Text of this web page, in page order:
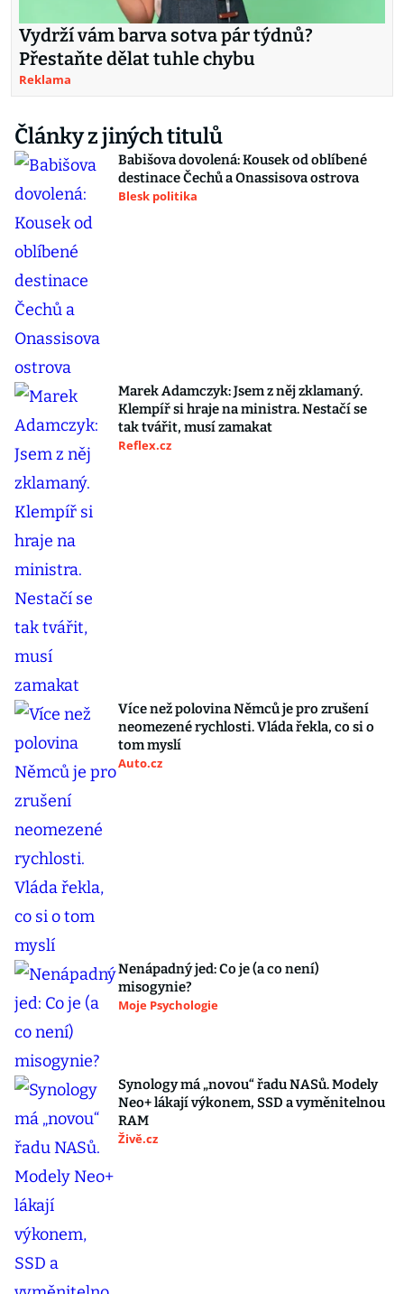
Vydrží vám barva sotva pár týdnů?
Přestaňte dělat tuhle chybu
Reklama
Články z jiných titulů
Babišova dovolená: Kousek od oblíbené
destinace Čechů a Onassisova ostrova
Blesk politika
Marek Adamczyk: Jsem z něj zklamaný.
Klempíř si hraje na ministra. Nestačí se
tak tvářit, musí zamakat
Reflex.cz
Více než polovina Němců je pro zrušení
neomezené rychlosti. Vláda řekla, co si o
tom myslí
Auto.cz
Nenápadný jed: Co je (a co není)
misogynie?
Moje Psychologie
Synology má „novou“ řadu NASů. Modely
Neo+ lákají výkonem, SSD a vyměnitelnou
RAM
Živě.cz